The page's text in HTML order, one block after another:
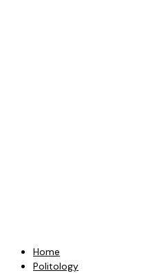
Home
Politology